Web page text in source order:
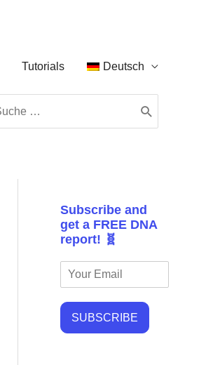
Tutorials Deutsch
Subscribe and
get a FREE DNA
report! 🧬
SUBSCRIBE